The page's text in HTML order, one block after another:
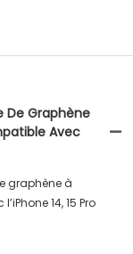
De Graphène
Avec
graphène à
14, 15 Pro